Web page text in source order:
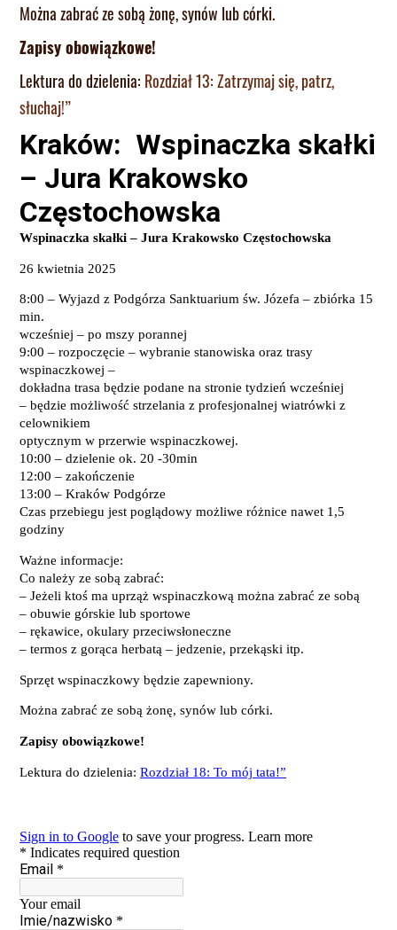
Można zabrać ze sobą żonę, synów lub córki.
Zapisy obowiązkowe!
Lektura do dzielenia: Rozdział 13: Zatrzymaj się, patrz,
słuchaj!”